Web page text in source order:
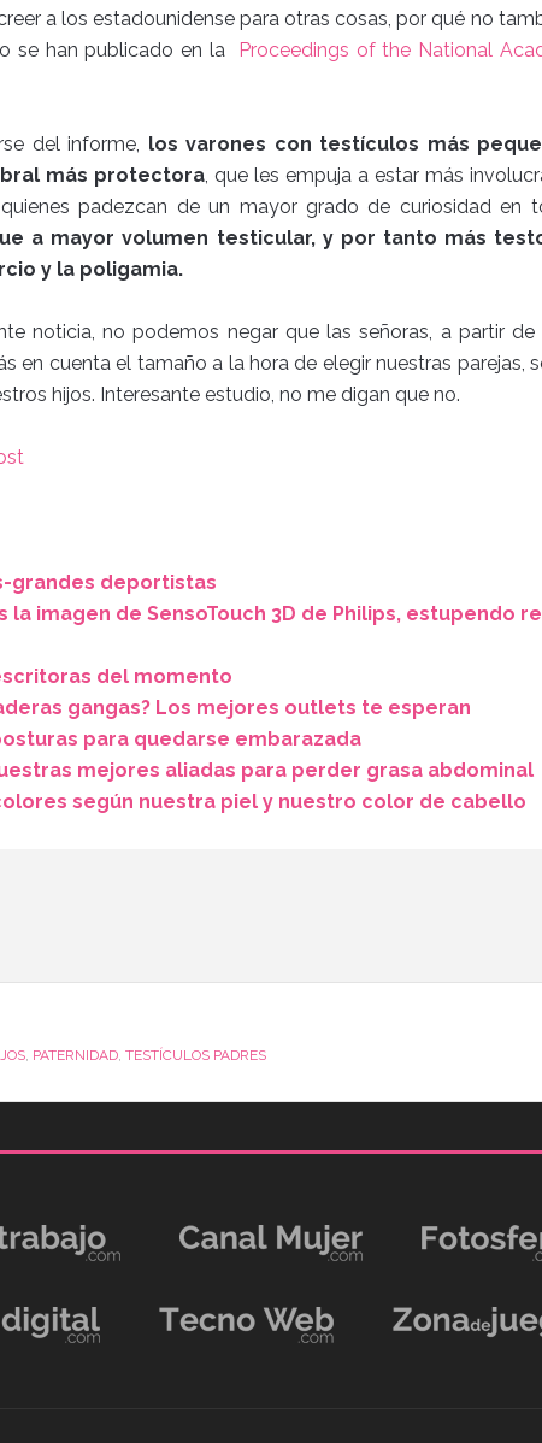
a los estadounidense para otras cosas, por qué no
se han publicado en la
Proceedings of the National
del informe, los varones con testículos más
más protectora, que les empuja a estar más
padezcan de un mayor grado de curiosidad en
a mayor volumen testicular, y por tanto más
y la poligamia.
noticia, no podemos negar que las señoras, a partir de
en cuenta el tamaño a la hora de elegir nuestras parejas,
hijos. Interesante estudio, no me digan que no.
grandes deportistas
la imagen de SensoTouch 3D de Philips, estupendo
del momento
gangas? Los mejores outlets te esperan
para quedarse embarazada
mejores aliadas para perder grasa abdominal
según nuestra piel y nuestro color de cabello
, PATERNIDAD, TESTÍCULOS PADRES